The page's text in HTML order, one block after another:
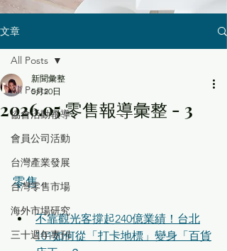
文章
All Posts
協會活動報導
會員公司活動
台灣產業發展
台灣零售市場
海外市場研究
三十週年專刊
All Posts
2026.05 零售報導彙整 - 3
新聞彙整
5月20日
零售
不靠觀光客撐起240億業績！台北
101如何從「打卡地標」變身「百貨